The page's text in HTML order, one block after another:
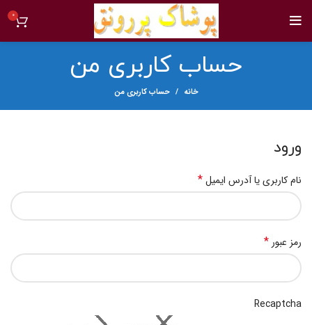
0
حساب کاربری من
خانه حساب کاربری من
ورود
نام کاربری یا آدرس ایمیل*
رمز عبور *
Recaptcha